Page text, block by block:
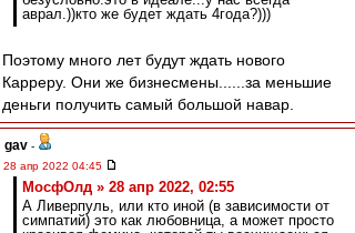
аврал.))кто же будет ждать 4года?)))
Поэтому много лет будут ждать нового
Карреру. Они же бизнесмены......за меньшие
деньги получить самый большой навар.
gav -
28 апр 2022 04:45
МосфОлд » 28 апр 2022, 02:55
А Ливерпуль, или кто иной (в зависимости от
симпатий) это как любовница, а может просто